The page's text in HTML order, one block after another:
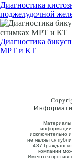
Диагностика
поджелудочной
Диагностика
МРТ и КТ
Материалы
информации
исключительно
не является
437
компании
Имеются